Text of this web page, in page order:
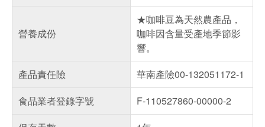
營養成份
★咖啡豆為天然農產品，
咖啡因含量受產地季節影
響。
產品責任險
華南產險00-132051172-1
食品業者登錄字號
F-110527860-00000-2